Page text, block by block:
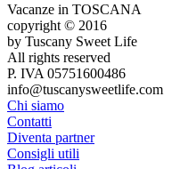
Vacanze in TOSCANA
copyright © 2016
by Tuscany Sweet Life
All rights reserved
P. IVA 05751600486
info@tuscanysweetlife.com
Chi siamo
Contatti
Diventa partner
Consigli utili